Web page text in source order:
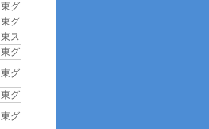
東グ
東グ
東ス
東グ
東グ
東グ
東グ